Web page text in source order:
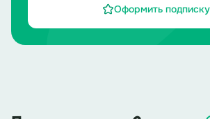
Оформить подписку